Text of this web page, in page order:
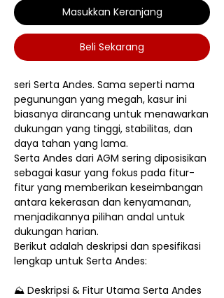
Masukkan Keranjang
Beli Sekarang
seri Serta Andes. Sama seperti nama
pegunungan yang megah, kasur ini
biasanya dirancang untuk menawarkan
dukungan yang tinggi, stabilitas, dan
daya tahan yang lama.
Serta Andes dari AGM sering diposisikan
sebagai kasur yang fokus pada fitur-
fitur yang memberikan keseimbangan
antara kekerasan dan kenyamanan,
menjadikannya pilihan andal untuk
dukungan harian.
Berikut adalah deskripsi dan spesifikasi
lengkap untuk Serta Andes:
⛰️ Deskripsi & Fitur Utama Serta Andes